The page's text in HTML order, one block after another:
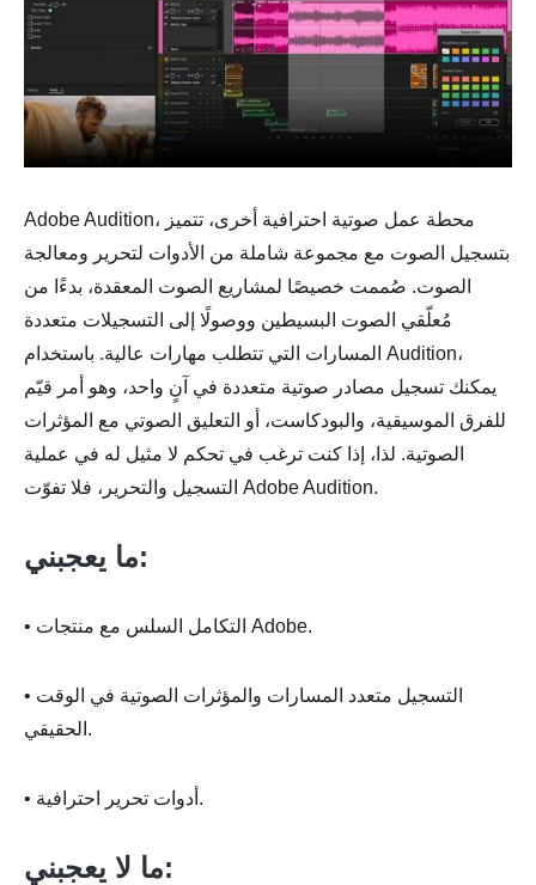
Adobe Audition، محطة عمل صوتية احترافية أخرى، تتميز
بتسجيل الصوت مع مجموعة شاملة من الأدوات لتحرير ومعالجة
الصوت. صُممت خصيصًا لمشاريع الصوت المعقدة، بدءًا من
مُعلّقي الصوت البسيطين ووصولًا إلى التسجيلات متعددة
المسارات التي تتطلب مهارات عالية. باستخدام Audition،
يمكنك تسجيل مصادر صوتية متعددة في آنٍ واحد، وهو أمر قيّم
للفرق الموسيقية، والبودكاست، أو التعليق الصوتي مع المؤثرات
الصوتية. لذا، إذا كنت ترغب في تحكم لا مثيل له في عملية
التسجيل والتحرير، فلا تفوّت Adobe Audition.
ما يعجبني:
• التكامل السلس مع منتجات Adobe.
• التسجيل متعدد المسارات والمؤثرات الصوتية في الوقت
الحقيقي.
• أدوات تحرير احترافية.
ما لا يعجبني: